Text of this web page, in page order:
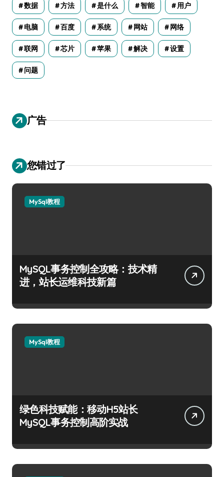
数据 方法 是什么 智能 用户
电脑 百度 系统 网站 网络
联网 芯片 苹果 解决 设置
问题
广告
您错过了
MySql教程
MySQL事务控制全攻略：技术精
进，站长运维科技新篇
MySql教程
绿色科技赋能：移动H5站长
MySQL事务控制高阶实战